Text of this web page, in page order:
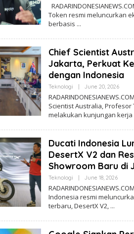
Token resmi meluncurkan
berbasis
Chief Scientist
Jakarta, Perkuat
dengan Indonesia
Teknologi June 20, 2026B
Y
R
A
D
R
E
S
Scientist Australia, Profesor
melakukan kunjungan kerja
Ducati Indonesia
DesertX V2 dan
Showroom Baru di
Teknologi June 18, 2026B
Y
R
A
R
Indonesia resmi
terbaru, DesertX V2,